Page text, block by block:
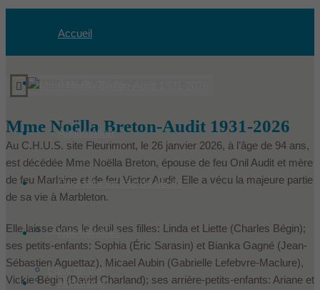
Accueil
Aquamation
Quoi faire en cas de décès
Condoléances
Faire un don
Nos services
Produits
Historique
Mme Noëlla Breton-Audit 1931-2026
Au C.H.U.S. site Fleurimont, le 26 janvier 2026, à l’âge de 94 ans,
est décédée Mme Noëlla Breton, épouse de feu Onil Audit et mère
de feu Marlaine et de feu Victor Audit. Elle a vécu la majeure partie
de sa vie à Marbleton.
Elle laisse dans le deuil ses filles: Linda et Liette (Charles Bégin);
ses petits-enfants: Sophia (Éric Sarasin) et Bianka Gagné (Jean-
Sébastien Aguettaz), Micael Aubin (Gabrielle Lefebvre-Maclure),
Vickie Bégin (David Charland); ses arrière-petits-enfants: Ariane et